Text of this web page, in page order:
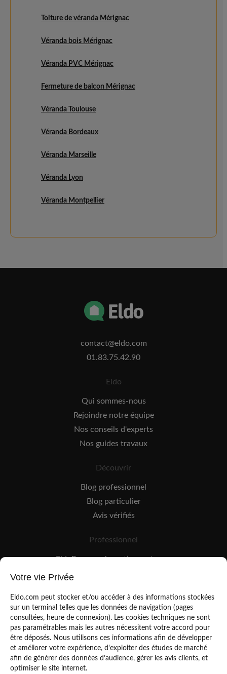
Toiture de véranda Mérignac
Véranda bois Mérignac
Véranda PVC Mérignac
Fermeture de balcon Mérignac
Véranda Toulouse
Véranda Bordeaux
Véranda Marseille
Véranda Lyon
Véranda Montpellier
contact@eldo.com
01.83.75.42.90
Eldo
Qui sommes-nous
Rejoindre notre équipe
Nos conseils d'experts
Nos guides travaux
Découvrir
Blog professionnel
Blog particulier
Avis vérifiés
Professionnel
EldoPro pour les artisans et pros
EldoNetwork pour les réseaux, marques et industriels
Mentions légales
Votre vie Privée
Eldo.com peut stocker et/ou accéder à des informations stockées
sur un terminal telles que les données de navigation (pages
consultées, heure de connexion). Les cookies techniques ne sont
pas paramétrables mais les autres nécessitent votre accord pour
être déposés. Nous utilisons ces informations afin de développer
et améliorer votre expérience, d'exploiter des études de marché
afin de générer des données d’audience, gérer les avis clients, et
optimiser le site internet.